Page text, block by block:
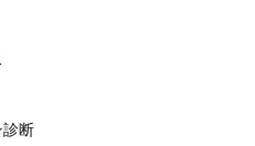
断